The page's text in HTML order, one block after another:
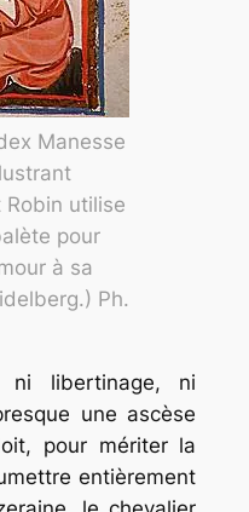
Manesse
Robin utilise
pour
à sa
Ph.
ni libertinage, ni
une ascèse
pour mériter la
entièrement